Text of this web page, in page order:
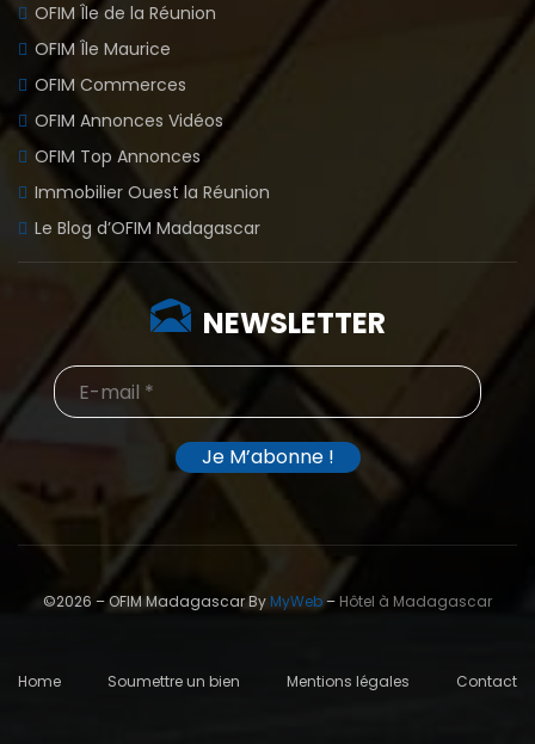
OFIM Île de la Réunion
OFIM Île Maurice
OFIM Commerces
OFIM Annonces Vidéos
OFIM Top Annonces
Immobilier Ouest la Réunion
Le Blog d’OFIM Madagascar
NEWSLETTER
©2026 – OFIM Madagascar By MyWeb– Hôtel à Madagascar
Home Soumettre un bien Mentions légales Contact